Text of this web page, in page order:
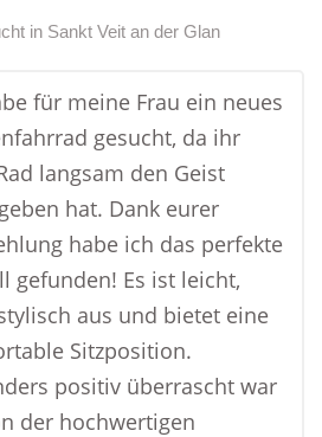
in Sankt Veit an der Glan
für meine Frau ein neues
gesucht, da ihr
langsam den Geist
hat. Dank eurer
habe ich das perfekte
gefunden! Es ist leicht,
aus und bietet eine
Sitzposition.
positiv überrascht war
der hochwertigen